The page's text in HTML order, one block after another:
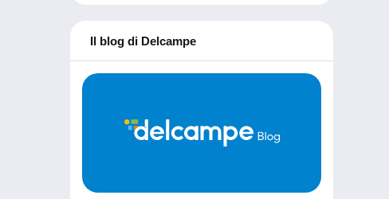
Il blog di Delcampe